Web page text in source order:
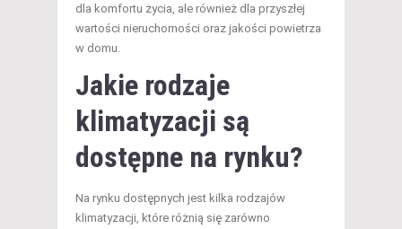
dla komfortu życia, ale również dla przyszłej
wartości nieruchomości oraz jakości powietrza
w domu.
Jakie rodzaje
klimatyzacji są
dostępne na rynku?
Na rynku dostępnych jest kilka rodzajów
klimatyzacji, które różnią się zarówno